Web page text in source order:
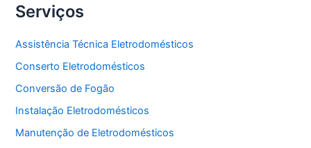
Serviços
Assistência Técnica Eletrodomésticos
Conserto Eletrodomésticos
Conversão de Fogão
Instalação Eletrodomésticos
Manutenção de Eletrodomésticos